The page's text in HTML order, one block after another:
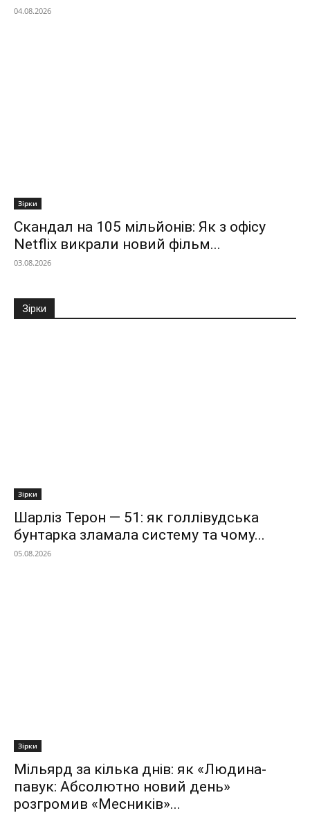
04.08.2026
Зірки
Скандал на 105 мільйонів: Як з офісу
Netflix викрали новий фільм...
03.08.2026
Зірки
Зірки
Шарліз Терон — 51: як голлівудська
бунтарка зламала систему та чому...
05.08.2026
Зірки
Мільярд за кілька днів: як «Людина-
павук: Абсолютно новий день»
розгромив «Месників»...